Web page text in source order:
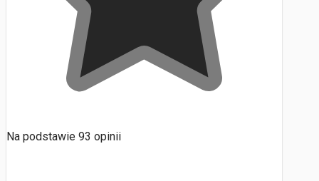
Na podstawie 93 opinii